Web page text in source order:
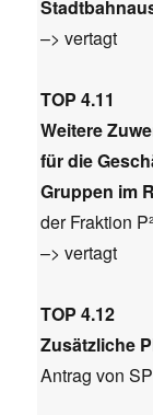
–> vertagt
TOP 4.11
Weitere
für die
Gruppen im
der Fraktion
–> vertagt
TOP 4.12
Zusätzliche
Antrag von